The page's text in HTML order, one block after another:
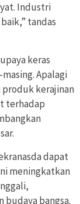
Industri
tandas
keras
Apalagi
produk kerajinan
terhadap
dapat
meningkatkan
budaya bangsa.